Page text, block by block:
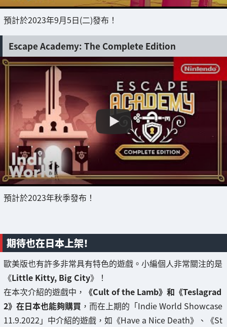
預計於2023年9月5日(二)發布！
Escape Academy: The Complete Edition
預計於2023年秋季發布！
期待也在日本上架！
歐美版也有許多非常具有特色的遊戲。小編個人非常關注的是
《Little Kitty, Big City》！
在本次介紹的遊戲中， 《Cult of the Lamb》和《Teslagrad
2》在日本也能夠購買 ，而在上期的「Indie World Showcase
11.9.2022」中介紹的遊戲，如《Have a Nice Death》、《St